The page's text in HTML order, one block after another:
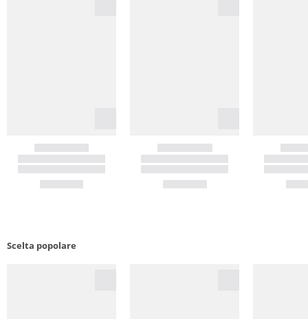
Scelta popolare